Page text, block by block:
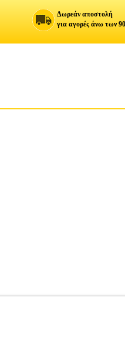
Δωρεάν αποστολή
για αγορές άνω των